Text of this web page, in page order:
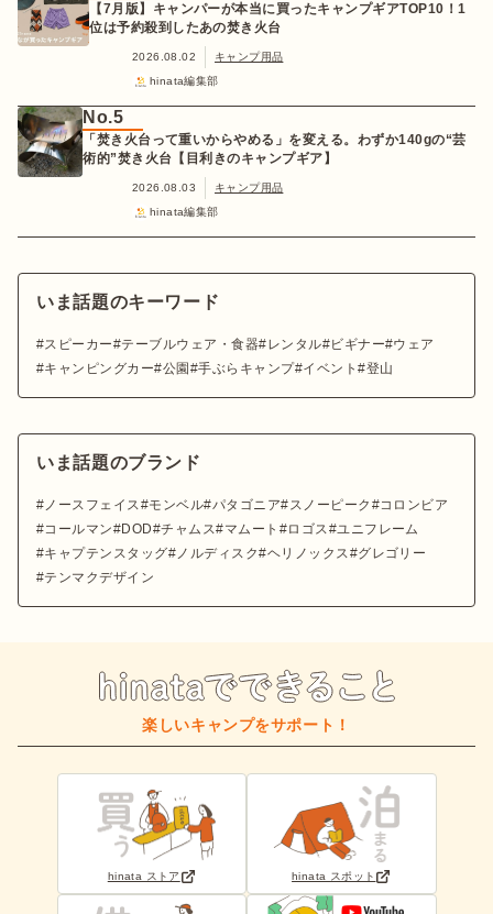
【7月版】キャンパーが本当に買ったキャンプギアTOP10！1
位は予約殺到したあの焚き火台
2026.08.02
キャンプ用品
hinata編集部
No.5
「焚き火台って重いからやめる」を変える。わずか140gの“芸
術的”焚き火台【目利きのキャンプギア】
2026.08.03
キャンプ用品
hinata編集部
いま話題のキーワード
スピーカー テーブルウェア・食器 レンタル ビギナー
ウェア
キャンピングカー 公園 手ぶらキャンプ イベント 登山
いま話題のブランド
ノースフェイス モンベル パタゴニア スノーピーク
コロンビア
コールマン
DOD チャムス マムート ロゴス
ユニフレーム
キャプテンスタッグ
ノルディスク ヘリノックス
グレゴリー
テンマクデザイン
楽しいキャンプをサポート！
hinata ストア hinata スポット